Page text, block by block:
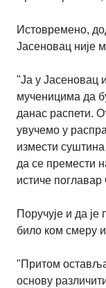
Истовремено,
Јасеновац није
"Ја у Јасеновац
мученицима да
данас распети.
увучемо у
измести суштина
да се премести
истиче
Поручује и да
било ком смеру
"Притом
основу